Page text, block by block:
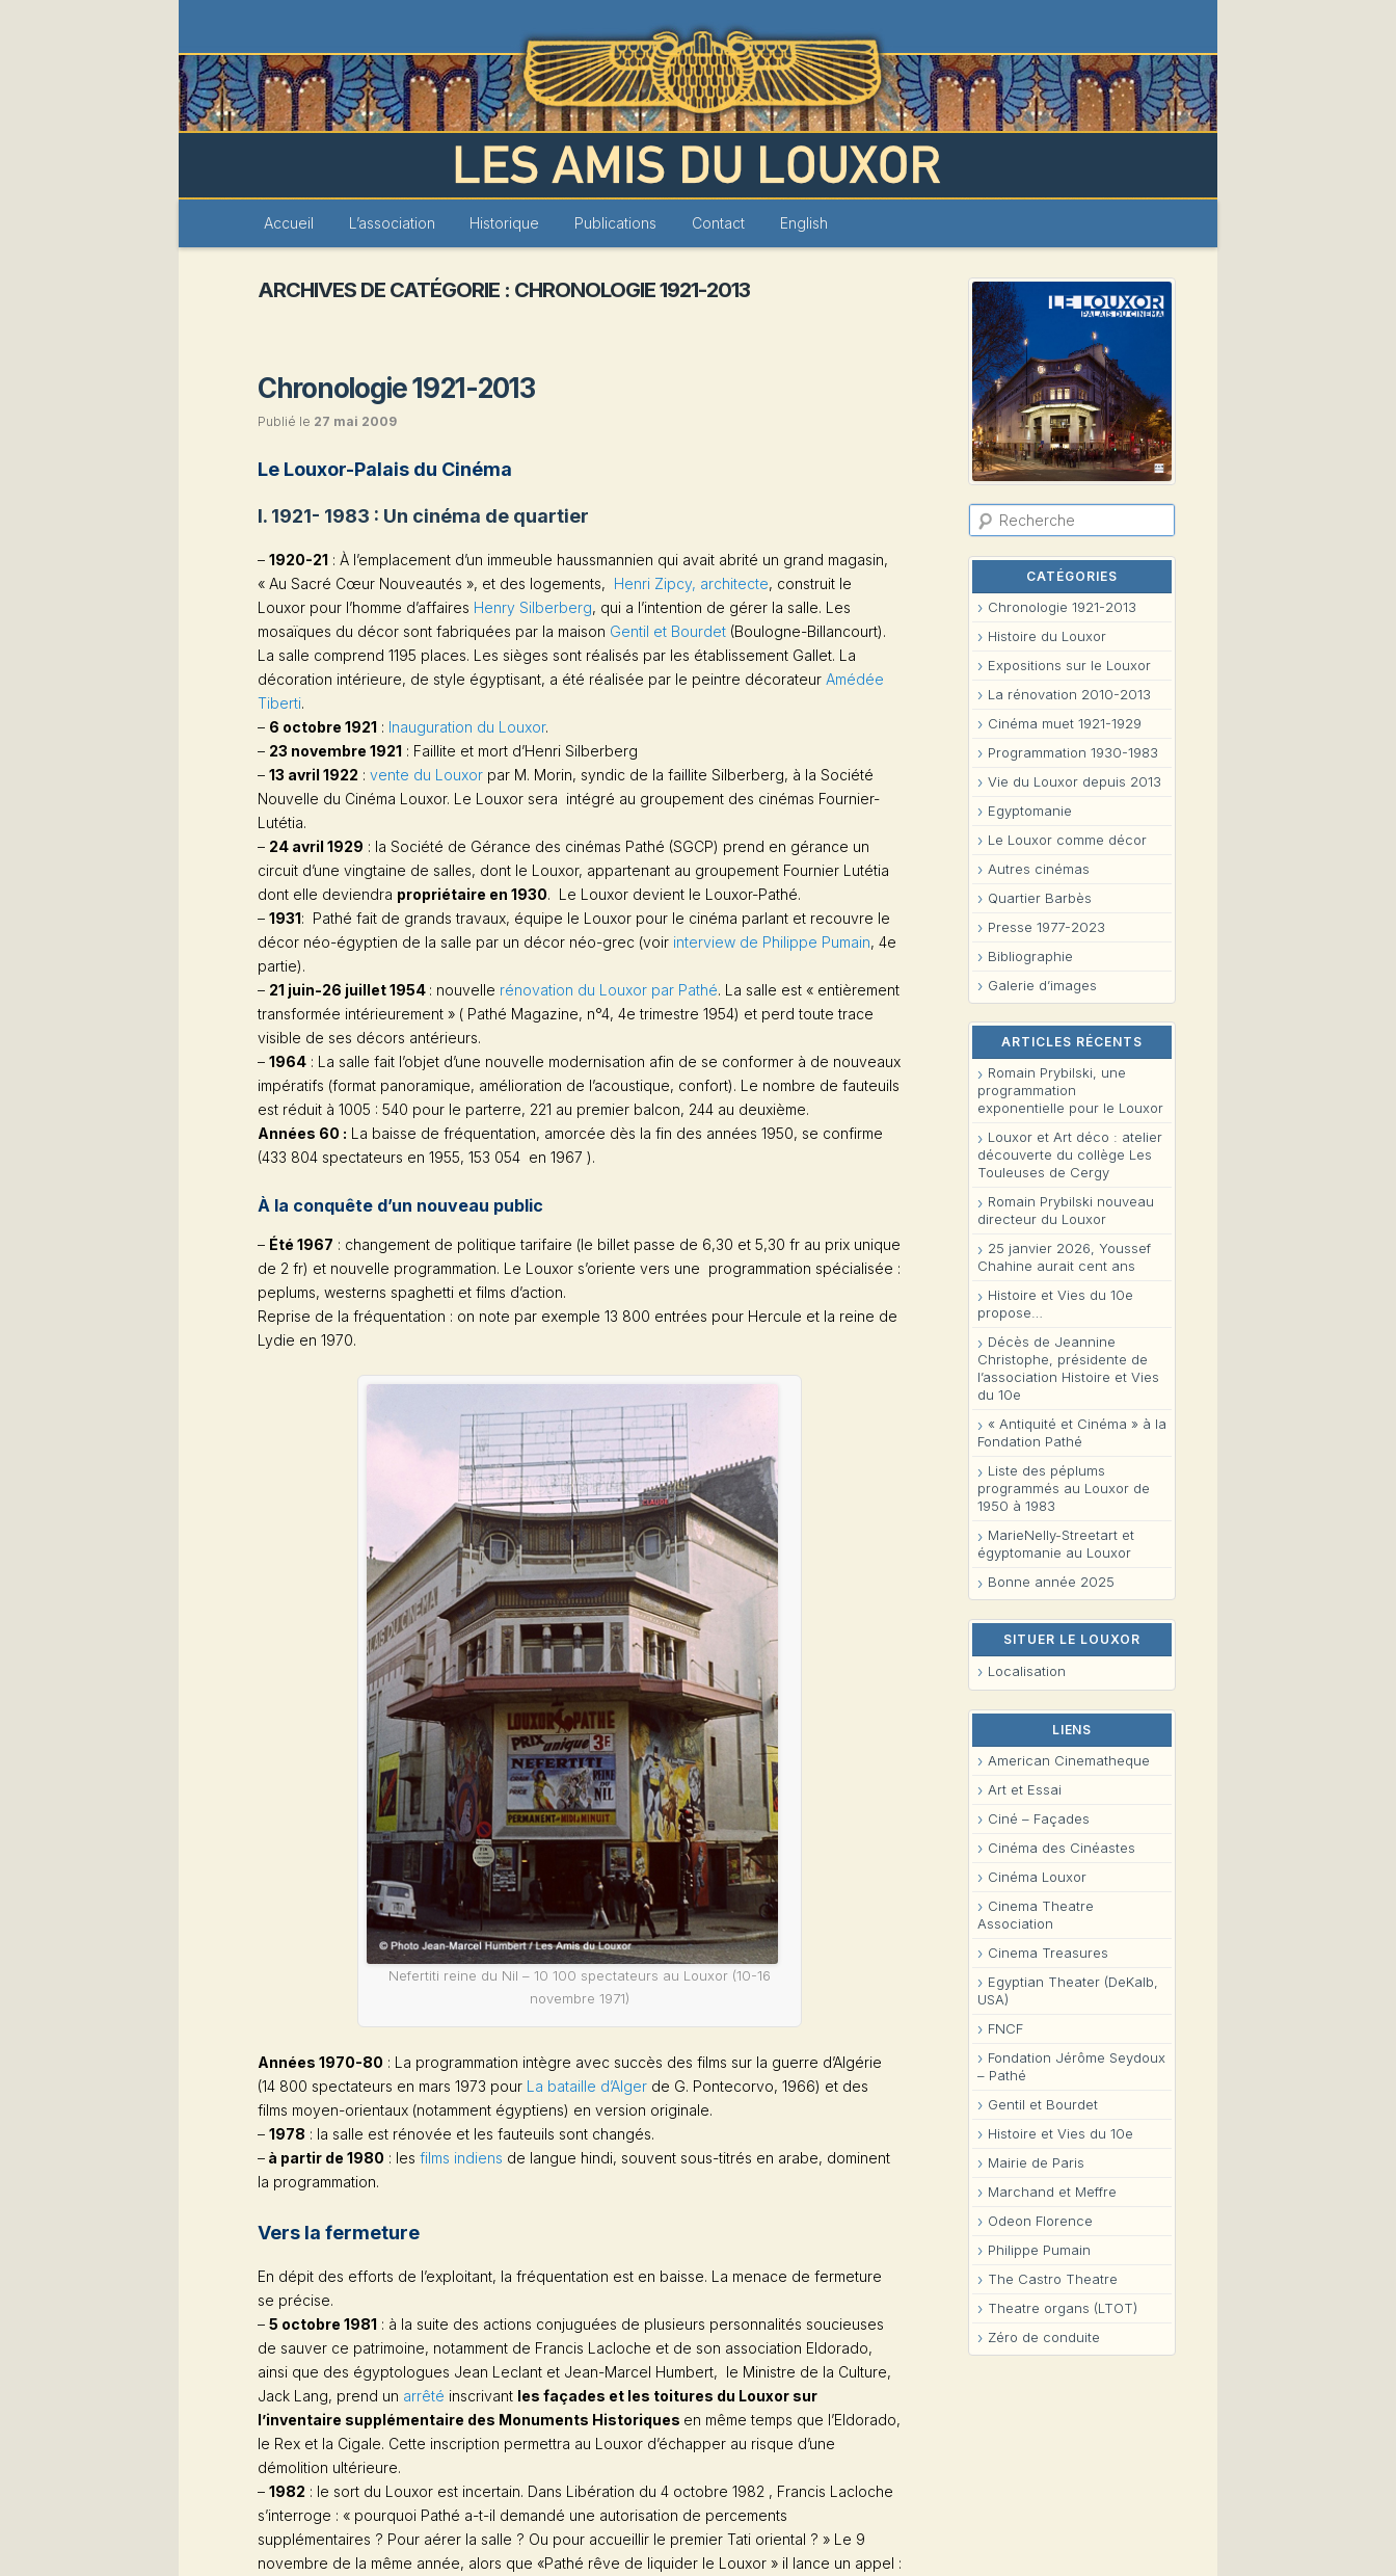
Les Amis du Louxor
Aller
Aller
Accueil L’association Historique Publications Contact English
ARCHIVES DE CATÉGORIE : CHRONOLOGIE 1921-2013
Chronologie 1921-2013
Publié le 27 mai 2009
Le Louxor-Palais du Cinéma
I. 1921- 1983 : Un cinéma de quartier
– 1920-21 : À l’emplacement d’un immeuble haussmannien qui avait abrité un grand magasin,
« Au Sacré Cœur Nouveautés », et des logements, Henri Zipcy, architecte, construit le
Louxor pour l’homme d’affaires Henry Silberberg, qui a l’intention de gérer la salle. Les
mosaïques du décor sont fabriquées par la maison Gentil et Bourdet (Boulogne-Billancourt).
La salle comprend 1195 places. Les sièges sont réalisés par les établissement Gallet. La
décoration intérieure, de style égyptisant, a été réalisée par le peintre décorateur Amédée
Tiberti.
– 6 octobre 1921 : Inauguration du Louxor.
– 23 novembre 1921 : Faillite et mort d’Henri Silberberg
– 13 avril 1922 : vente du Louxor par M. Morin, syndic de la faillite Silberberg, à la Société
Nouvelle du Cinéma Louxor. Le Louxor sera intégré au groupement des cinémas Fournier-
Lutétia.
– 24 avril 1929 : la Société de Gérance des cinémas Pathé (SGCP) prend en gérance un
circuit d’une vingtaine de salles, dont le Louxor, appartenant au groupement Fournier Lutétia
dont elle deviendra propriétaire en 1930. Le Louxor devient le Louxor-Pathé.
– 1931: Pathé fait de grands travaux, équipe le Louxor pour le cinéma parlant et recouvre le
décor néo-égyptien de la salle par un décor néo-grec (voir interview de Philippe Pumain, 4e
partie).
– 21 juin-26 juillet 1954 : nouvelle rénovation du Louxor par Pathé. La salle est « entièrement
transformée intérieurement » ( Pathé Magazine, n°4, 4e trimestre 1954) et perd toute trace
visible de ses décors antérieurs.
– 1964 : La salle fait l’objet d’une nouvelle modernisation afin de se conformer à de nouveaux
impératifs (format panoramique, amélioration de l’acoustique, confort). Le nombre de fauteuils
est réduit à 1005 : 540 pour le parterre, 221 au premier balcon, 244 au deuxième.
Années 60 : La baisse de fréquentation, amorcée dès la fin des années 1950, se confirme
(433 804 spectateurs en 1955, 153 054 en 1967 ).
À la conquête d’un nouveau public
– Été 1967 : changement de politique tarifaire (le billet passe de 6,30 et 5,30 fr au prix unique
de 2 fr) et nouvelle programmation. Le Louxor s’oriente vers une programmation spécialisée :
peplums, westerns spaghetti et films d’action.
Reprise de la fréquentation : on note par exemple 13 800 entrées pour Hercule et la reine de
Lydie en 1970.
Nefertiti reine du Nil – 10 100 spectateurs au Louxor (10-16
novembre 1971)
Années 1970-80 : La programmation intègre avec succès des films sur la guerre d’Algérie
(14 800 spectateurs en mars 1973 pour La bataille d’Alger de G. Pontecorvo, 1966) et des
films moyen-orientaux (notamment égyptiens) en version originale.
– 1978 : la salle est rénovée et les fauteuils sont changés.
– à partir de 1980 : les films indiens de langue hindi, souvent sous-titrés en arabe, dominent
la programmation.
Vers la fermeture
En dépit des efforts de l’exploitant, la fréquentation est en baisse. La menace de fermeture
se précise.
– 5 octobre 1981 : à la suite des actions conjuguées de plusieurs personnalités soucieuses
de sauver ce patrimoine, notamment de Francis Lacloche et de son association Eldorado,
ainsi que des égyptologues Jean Leclant et Jean-Marcel Humbert, le Ministre de la Culture,
Jack Lang, prend un arrêté inscrivant les façades et les toitures du Louxor sur
l’inventaire supplémentaire des Monuments Historiques en même temps que l’Eldorado,
le Rex et la Cigale. Cette inscription permettra au Louxor d’échapper au risque d’une
démolition ultérieure.
– 1982 : le sort du Louxor est incertain. Dans Libération du 4 octobre 1982 , Francis Lacloche
s’interroge : « pourquoi Pathé a-t-il demandé une autorisation de percements
supplémentaires ? Pour aérer la salle ? Ou pour accueillir le premier Tati oriental ? » Le 9
novembre de la même année, alors que «Pathé rêve de liquider le Louxor » il lance un appel :
c
c
CATÉGORIES
Chronologie 1921-2013
Histoire du Louxor
Expositions sur le Louxor
La rénovation 2010-2013
Cinéma muet 1921-1929
Programmation 1930-1983
Vie du Louxor depuis 2013
Egyptomanie
Le Louxor comme décor
Autres cinémas
Quartier Barbès
Presse 1977-2023
Bibliographie
Galerie d’images
ARTICLES RÉCENTS
Romain Prybilski, une
programmation
exponentielle pour le Louxor
Louxor et Art déco : atelier
découverte du collège Les
Touleuses de Cergy
Romain Prybilski nouveau
directeur du Louxor
25 janvier 2026, Youssef
Chahine aurait cent ans
Histoire et Vies du 10e
propose…
Décès de Jeannine
Christophe, présidente de
l’association Histoire et Vies
du 10e
« Antiquité et Cinéma » à la
Fondation Pathé
Liste des péplums
programmés au Louxor de
1950 à 1983
MarieNelly-Streetart et
égyptomanie au Louxor
Bonne année 2025
SITUER LE LOUXOR
Localisation
LIENS
American Cinematheque
Art et Essai
Ciné – Façades
Cinéma des Cinéastes
Cinéma Louxor
Cinema Theatre
Association
Cinema Treasures
Egyptian Theater (DeKalb,
USA)
FNCF
Fondation Jérôme Seydoux
– Pathé
Gentil et Bourdet
Histoire et Vies du 10e
Mairie de Paris
Marchand et Meffre
Odeon Florence
Philippe Pumain
The Castro Theatre
Theatre organs (LTOT)
Zéro de conduite